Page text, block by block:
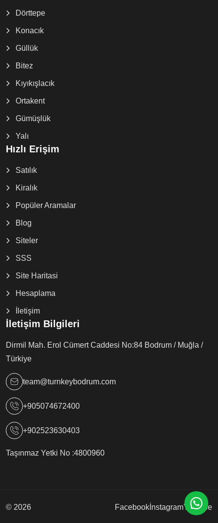
Dörttepe
Konacık
Güllük
Bitez
Kıyıkışlacık
Ortakent
Gümüşlük
Yalı
Hızlı Erişim
Satılık
Kiralık
Popüler Aramalar
Blog
Siteler
SSS
Site Haritasi
Hesaplama
İletişim
İletişim Bilgileri
Dirmil Mah. Erol Cümert Caddesi No:84 Bodrum / Muğla /
Türkiye
team@turnkeybodrum.com
+905074672400
+902523630403
Taşınmaz Yetki No :4800960
© 2026 Facebook İnstagramYoutube